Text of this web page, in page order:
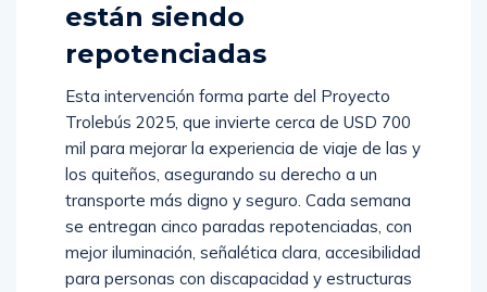
están siendo
repotenciadas
Esta intervención forma parte del Proyecto
Trolebús 2025, que invierte cerca de USD 700
mil para mejorar la experiencia de viaje de las y
los quiteños, asegurando su derecho a un
transporte más digno y seguro. Cada semana
se entregan cinco paradas repotenciadas, con
mejor iluminación, señalética clara, accesibilidad
para personas con discapacidad y estructuras